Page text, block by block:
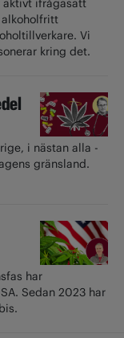
aktivt ifrågasatt
Vi
kring det.
i nästan alla
gränsland.
har
Sedan 2023 har